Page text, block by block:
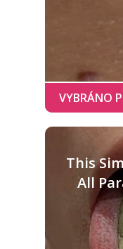
This
All